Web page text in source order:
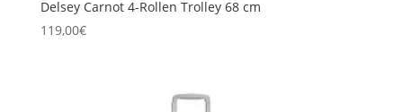
Delsey Carnot 4-Rollen Trolley 68 cm
119,00€